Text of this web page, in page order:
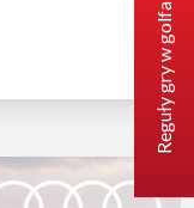
Reguły gry w golfa